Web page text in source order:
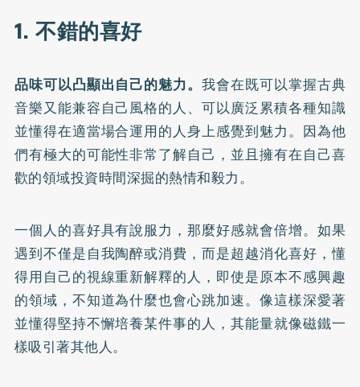
1. 不錯的喜好
品味可以凸顯出自己的魅力。我會在既可以掌握古典
音樂又能兼容自己風格的人、可以廣泛累積各種知識
並懂得在適當場合運用的人身上感覺到魅力。因為他
們有極大的可能性非常了解自己，並且擁有在自己喜
歡的領域投資時間深掘的熱情和毅力。
一個人的喜好具有說服力，那麼好感就會倍增。如果
遇到不僅是自我陶醉或消費，而是超越消化喜好，懂
得用自己的視線重新解釋的人，即使是原本不感興趣
的領域，不知道為什麼也會心跳加速。像這樣深愛著
並懂得堅持不懈培養某件事的人，其能量就像磁鐵一
樣吸引著其他人。